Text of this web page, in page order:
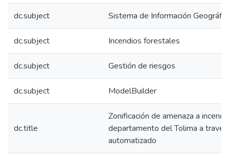
dc.subject Sistema de Información
dc.subject Incendios forestales
dc.subject Gestión de riesgos
dc.subject ModelBuilder
dc.title
Zonificación de amenaza a
departamento del Tolima a
automatizado